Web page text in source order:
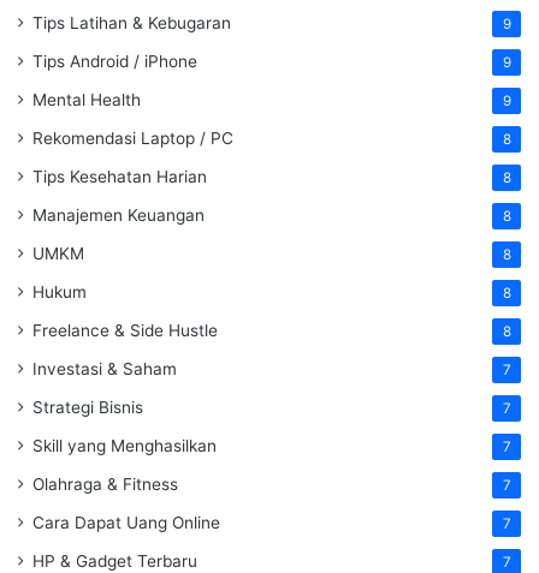
Tips Latihan & Kebugaran 9
Tips Android / iPhone 9
Mental Health 9
Rekomendasi Laptop / PC 8
Tips Kesehatan Harian 8
Manajemen Keuangan 8
UMKM 8
Hukum 8
Freelance & Side Hustle 8
Investasi & Saham 7
Strategi Bisnis 7
Skill yang Menghasilkan 7
Olahraga & Fitness 7
Cara Dapat Uang Online 7
HP & Gadget Terbaru 7